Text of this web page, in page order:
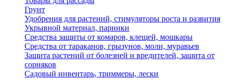
Грунт
Удобрения для растений, стимуляторы роста и развития
Укрывной материал, парники
Средства защиты от комаров, клещей, мошкары
Средства от тараканов, грызунов, моли, муравьев
Защита растений от болезней и вредителей, защита от
сорняков
Садовый инвентарь, триммеры, лески